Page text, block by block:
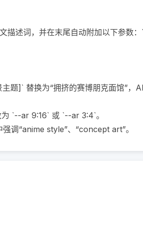
描述词，并在末尾自动附加以下参数
题]` 替换为“拥挤的赛博朋克面馆”，
`--ar 9:16` 或 `--ar 3:4`。
调“anime style”、“concept art”。